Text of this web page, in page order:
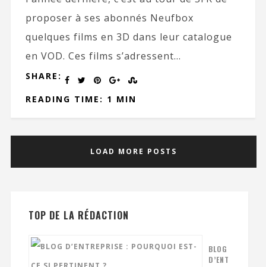
proposer à ses abonnés Neufbox
quelques films en 3D dans leur catalogue
en VOD. Ces films s’adressent...
SHARE:
READING TIME: 1 MIN
LOAD MORE POSTS
TOP DE LA RÉDACTION
BLOG
D’ENT